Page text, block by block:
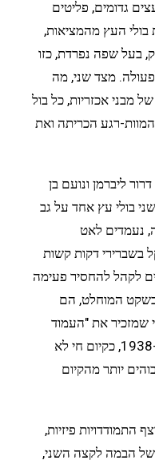
גדומים, פליטים
העץ מהמציאות,
בעל שפה נפרדת, כזו
מצד שני, מה
מבני אכזריות, כל בול
רגע הכריתה ואת
ליברמן ונועם בן
בולי עץ אחד על גב
נעמדים לאט
בשברירי דקות קשות
לקהל להחסיר פעימה
בשקט המוחלט, הם
שמזכיר את "העמוד
האינסופי" של קונסטנטין ברנקוזי מ-1938, כקיום חי לא
יותר מהקיום
פיזיות,
הבמה לקצה השני,